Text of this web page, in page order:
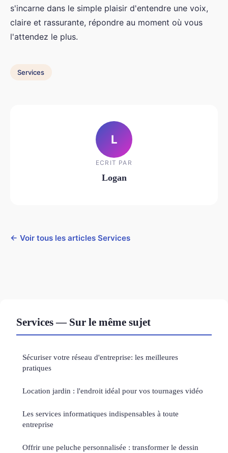
s'incarne dans le simple plaisir d'entendre une voix,
claire et rassurante, répondre au moment où vous
l'attendez le plus.
Services
L
ECRIT PAR
Logan
← Voir tous les articles Services
Services — Sur le même sujet
Sécuriser votre réseau d'entreprise: les meilleures
pratiques
Location jardin : l'endroit idéal pour vos tournages vidéo
Les services informatiques indispensables à toute
entreprise
Offrir une peluche personnalisée : transformer le dessin